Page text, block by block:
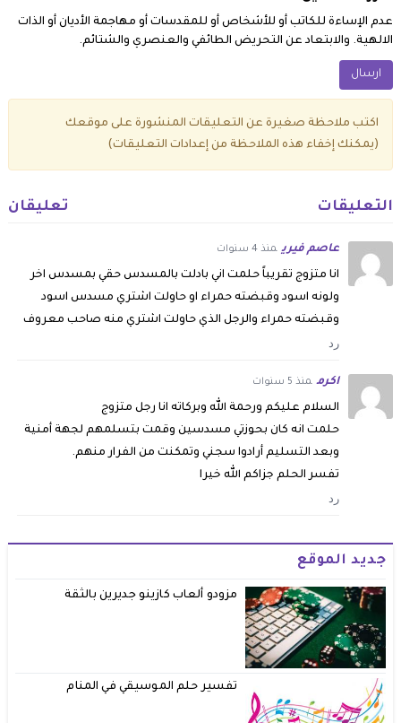
عدم الإساءة للكاتب أو للأشخاص أو للمقدسات أو مهاجمة الأديان أو الذات
الالهية. والابتعاد عن التحريض الطائفي والعنصري والشتائم.
اكتب ملاحظة صغيرة عن التعليقات المنشورة على موقعك
(يمكنك إخفاء هذه الملاحظة من إعدادات التعليقات)
التعليقات تعليقان
عاصم فيري منذ 4 سنوات
انا متزوج تقريباً حلمت اني بادلت بالمسدس حقي بمسدس اخر
ولونه اسود وقبضته حمراء او حاولت اشتري مسدس اسود
وقبضته حمراء والرجل الذي حاولت اشتري منه صاحب معروف
رد
اكرم منذ 5 سنوات
السلام عليكم ورحمة الله وبركاته انا رجل متزوج
حلمت انه كان بحوزتي مسدسين وقمت بتسلمهم لجهة أمنية
وبعد التسليم أرادوا سجني وتمكنت من الفرار منهم.
تفسر الحلم جزاكم الله خيرا
رد
جديد الموقع
مزودو ألعاب كازينو جديرين بالثقة
تفسير حلم الموسيقي في المنام